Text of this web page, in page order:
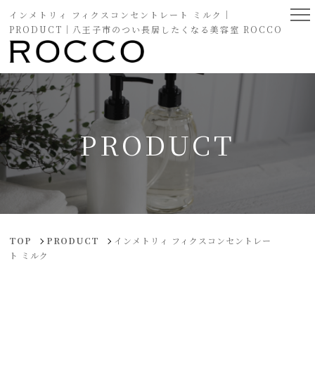
インメトリィ フィクスコンセントレート ミルク｜
PRODUCT｜八王子市のつい長居したくなる美容室 ROCCO
PRODUCT
TOP PRODUCT
インメトリィ フィクスコンセントレー
ト ミルク